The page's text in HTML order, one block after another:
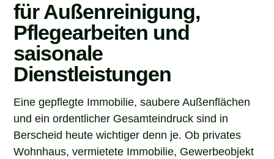
für Außenreinigung,
Pflegearbeiten und
saisonale
Dienstleistungen
Eine gepflegte Immobilie, saubere Außenflächen
und ein ordentlicher Gesamteindruck sind in
Berscheid heute wichtiger denn je. Ob privates
Wohnhaus, vermietete Immobilie, Gewerbeobjekt